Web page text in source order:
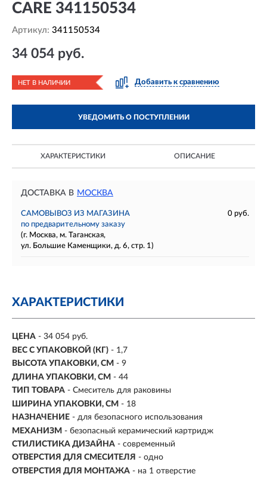
CARE 341150534
Артикул: 341150534
34 054 руб.
НЕТ В НАЛИЧИИ Добавить к сравнению
УВЕДОМИТЬ О ПОСТУПЛЕНИИ
ХАРАКТЕРИСТИКИ ОПИСАНИЕ
ДОСТАВКА В МОСКВА
САМОВЫВОЗ ИЗ МАГАЗИНА
0 руб.
по предварительному заказу
(г. Москва, м. Таганская,
ул. Большие Каменщики, д. 6, стр. 1)
ХАРАКТЕРИСТИКИ
ЦЕНА - 34 054 руб.
ВЕС С УПАКОВКОЙ (КГ) - 1,7
ВЫСОТА УПАКОВКИ, СМ - 9
ДЛИНА УПАКОВКИ, СМ - 44
ТИП ТОВАРА - Смеситель для раковины
ШИРИНА УПАКОВКИ, СМ - 18
НАЗНАЧЕНИЕ - для безопасного использования
МЕХАНИЗМ - безопасный керамический картридж
СТИЛИСТИКА ДИЗАЙНА - современный
ОТВЕРСТИЯ ДЛЯ СМЕСИТЕЛЯ - одно
ОТВЕРСТИЯ ДЛЯ МОНТАЖА - на 1 отверстие